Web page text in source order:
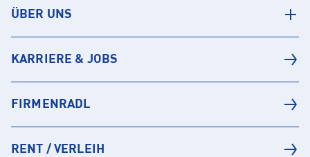
ÜBER UNS
KARRIERE & JOBS
FIRMENRADL
RENT / VERLEIH